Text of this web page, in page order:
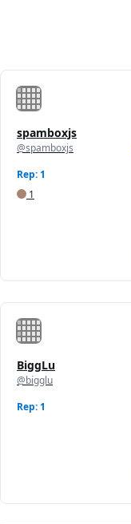
spamboxjs
@spamboxjs
Rep: 1
1
BiggLu
@bigglu
Rep: 1